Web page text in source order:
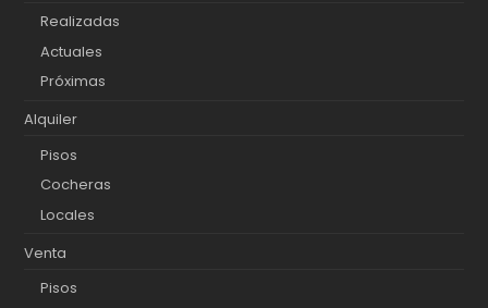
Realizadas
Actuales
Próximas
Alquiler
Pisos
Cocheras
Locales
Venta
Pisos